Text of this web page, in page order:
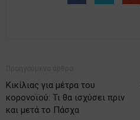
Κικίλιας για μέτρα του
κορονοϊού: Τι θα ισχύσει πριν
και μετά το Πάσχα